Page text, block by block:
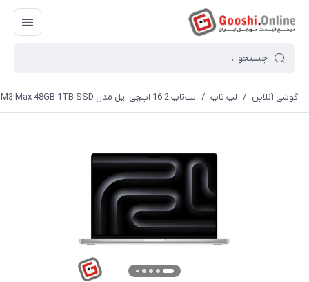
گوشی آنلاین / لپ تاپ / لپ‌تاپ 16.2 اینچی اپل مدل Pro MUW73 2023 M3 Max 48GB 1TB SSD